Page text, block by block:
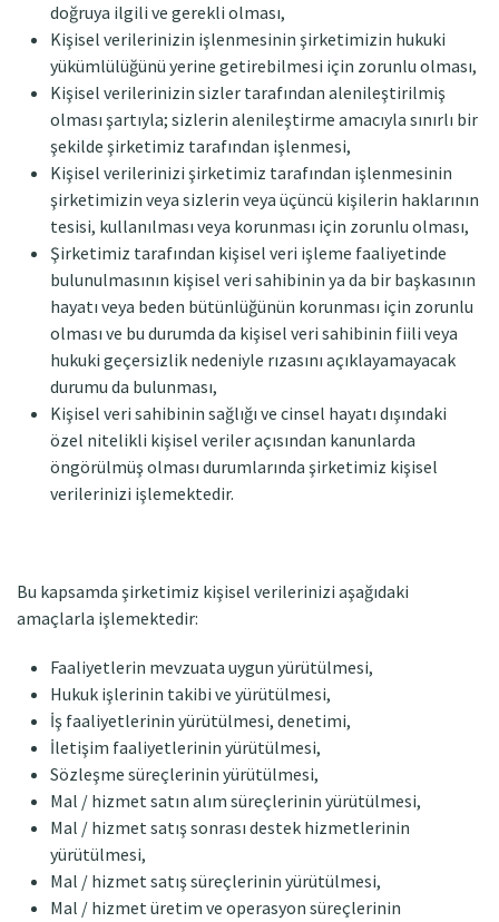
doğruya ilgili ve gerekli olması,
Kişisel verilerinizin işlenmesinin şirketimizin hukuki
yükümlülüğünü yerine getirebilmesi için zorunlu olması,
Kişisel verilerinizin sizler tarafından alenileştirilmiş
olması şartıyla; sizlerin alenileştirme amacıyla sınırlı bir
şekilde şirketimiz tarafından işlenmesi,
Kişisel verilerinizi şirketimiz tarafından işlenmesinin
şirketimizin veya sizlerin veya üçüncü kişilerin haklarının
tesisi, kullanılması veya korunması için zorunlu olması,
Şirketimiz tarafından kişisel veri işleme faaliyetinde
bulunulmasının kişisel veri sahibinin ya da bir başkasının
hayatı veya beden bütünlüğünün korunması için zorunlu
olması ve bu durumda da kişisel veri sahibinin fiili veya
hukuki geçersizlik nedeniyle rızasını açıklayamayacak
durumu da bulunması,
Kişisel veri sahibinin sağlığı ve cinsel hayatı dışındaki
özel nitelikli kişisel veriler açısından kanunlarda
öngörülmüş olması durumlarında şirketimiz kişisel
verilerinizi işlemektedir.
Bu kapsamda şirketimiz kişisel verilerinizi aşağıdaki
amaçlarla işlemektedir:
Faaliyetlerin mevzuata uygun yürütülmesi,
Hukuk işlerinin takibi ve yürütülmesi,
İş faaliyetlerinin yürütülmesi, denetimi,
İletişim faaliyetlerinin yürütülmesi,
Sözleşme süreçlerinin yürütülmesi,
Mal / hizmet satın alım süreçlerinin yürütülmesi,
Mal / hizmet satış sonrası destek hizmetlerinin
yürütülmesi,
Mal / hizmet satış süreçlerinin yürütülmesi,
Mal / hizmet üretim ve operasyon süreçlerinin